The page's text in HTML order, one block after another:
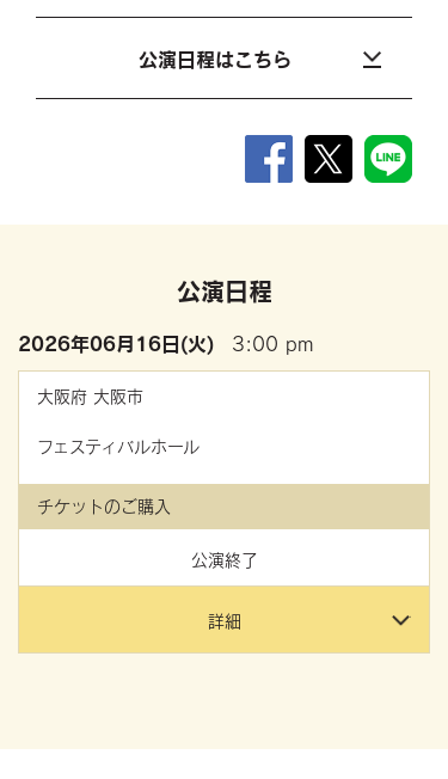
公演日程はこちら
公演日程
2026年06月16日(火) 3:00 pm
大阪府 大阪市
フェスティバルホール
チケットのご購入
公演終了
詳細